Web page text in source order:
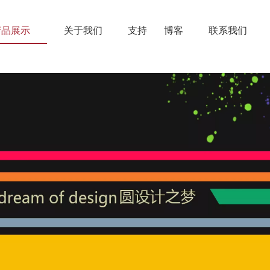
展示 关于我们 支持 博客 联系我们